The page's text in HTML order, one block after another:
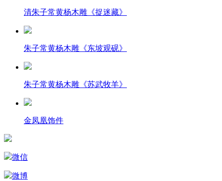
清朱子常黄杨木雕《捉迷藏》
朱子常黄杨木雕《东坡观砚》
朱子常黄杨木雕《苏武牧羊》
金凤凰饰件
微信
微博